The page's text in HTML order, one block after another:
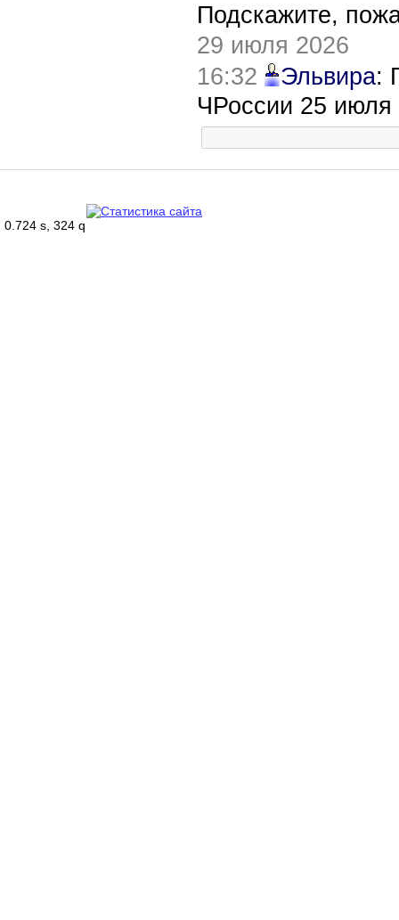
Подскажите,
29 июля 2026
16:32
Эльвира:
ЧРоссии 25 июля
0.724 s, 324 q